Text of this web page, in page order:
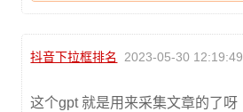
抖音下拉框排名 2023-05-30 12:19:49
这个gpt 就是用来采集文章的了呀